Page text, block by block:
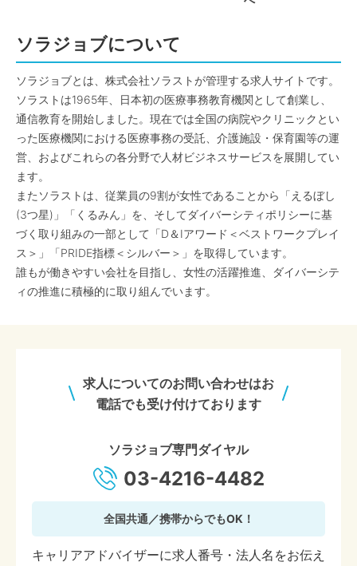
ソラジョブについて
ソラジョブとは、株式会社ソラストが管理する求人サイトです。
ソラストは1965年、日本初の医療事務教育機関として創業し、
通信教育を開始しました。現在では全国の病院やクリニックとい
った医療機関における医療事務の受託、介護施設・保育園等の運
営、およびこれらの各分野で人材ビジネスサービスを展開してい
ます。
またソラストは、従業員の9割が女性であることから「えるぼし
(3つ星)」「くるみん」を、そしてダイバーシティポリシーに基
づく取り組みの一部として「D＆Iアワード＜ベストワークプレイ
ス＞」「PRIDE指標＜シルバー＞」を取得しています。
誰もが働きやすい会社を目指し、女性の活躍推進、ダイバーシテ
ィの推進に積極的に取り組んでいます。
求人についてのお問い合わせはお
電話でも受け付けております
ソラジョブ専門ダイヤル
03-4216-4482
全国共通／携帯からでもOK！
キャリアアドバイザーに求人番号・法人名をお伝え